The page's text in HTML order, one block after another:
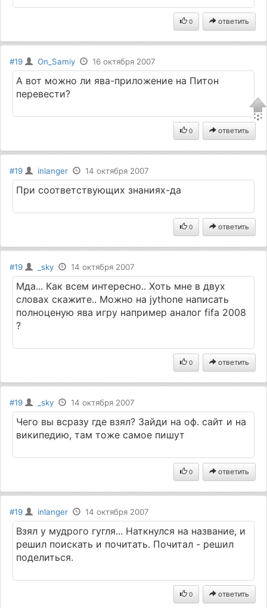
0 ответить
#19 On_Samiy 16 октября 2007
А вот можно ли ява-приложение на Питон
перевести?
0 ответить
#19 inlanger 14 октября 2007
При соответствующих знаниях-да
0 ответить
#19 _sky 14 октября 2007
Мда... Как всем интересно.. Хоть мне в двух
словах скажите.. Можно на jythonе написать
полноценую ява игру например аналог fifa 2008
?
0 ответить
#19 _sky 14 октября 2007
Чего вы всразу где взял? Зайди на оф. сайт и на
википедию, там тоже самое пишут
0 ответить
#19 inlanger 14 октября 2007
Взял у мудрого гугля... Наткнулся на название, и
решил поискать и почитать. Почитал - решил
поделиться.
0 ответить